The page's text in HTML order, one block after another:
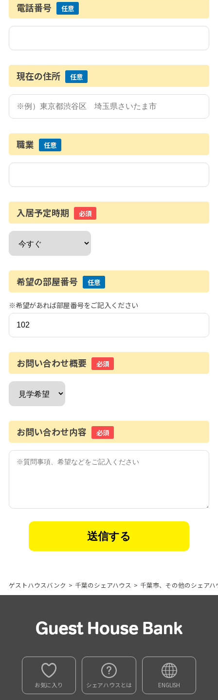
電話番号 任意
現在の住所 任意
職業 任意
入居予定時期 必須
希望の部屋番号 任意
※希望があれば部屋番号をご記入ください
お問い合わせ概要 必須
お問い合わせ内容 必須
ゲストハウスバンク > 千葉のシェアハウス > 千葉市、その他のシェアハ
お気に入り シェアハウスとは ENGLISH